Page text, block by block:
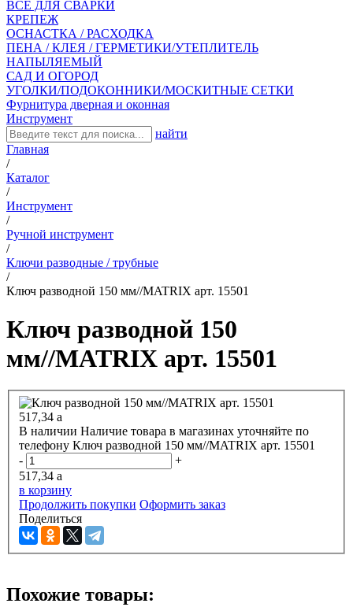
ВСЕ ДЛЯ СВАРКИ
КРЕПЕЖ
ОСНАСТКА / РАСХОДКА
ПЕНА / КЛЕЯ / ГЕРМЕТИКИ/УТЕПЛИТЕЛЬ
НАПЫЛЯЕМЫЙ
САД И ОГОРОД
УГОЛКИ/ПОДОКОННИКИ/МОСКИТНЫЕ СЕТКИ
Фурнитура дверная и оконная
Инструмент
найти
Главная
/
Каталог
/
Инструмент
/
Ручной инструмент
/
Ключи разводные / трубные
/
Ключ разводной 150 мм//MATRIX арт. 15501
Ключ разводной 150
мм//MATRIX арт. 15501
517,34 a
В наличии Наличие товара в магазинах уточняйте по
телефону Ключ разводной 150 мм//MATRIX арт. 15501
-
+
517,34 a
в корзину
Продолжить покупки Оформить заказ
Поделиться
Похожие товары: